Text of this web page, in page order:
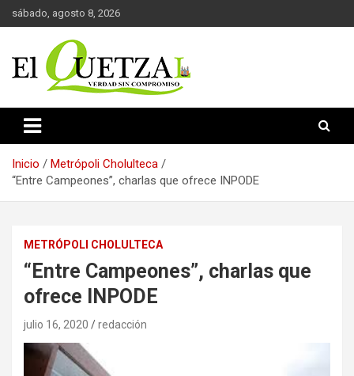
Saltar
al
sábado, agosto 8, 2026
El Quetzal de Cholula
Inicio
Metrópoli Cholulteca
“Entre Campeones”, charlas que ofrece INPODE
METRÓPOLI CHOLULTECA
“Entre Campeones”, charlas que
ofrece INPODE
julio 16, 2020 redacción